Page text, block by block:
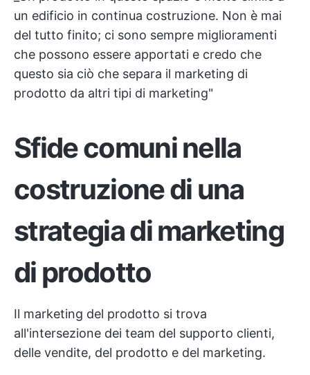
un edificio in continua costruzione. Non è mai
del tutto finito; ci sono sempre miglioramenti
che possono essere apportati e credo che
questo sia ciò che separa il marketing di
prodotto da altri tipi di marketing"
Sfide comuni nella
costruzione di una
strategia di marketing
di prodotto
Il marketing del prodotto si trova
all'intersezione dei team del supporto clienti,
delle vendite, del prodotto e del marketing.